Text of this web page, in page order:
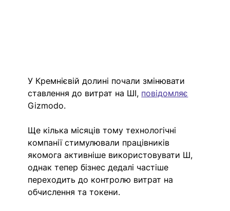
У Кремнієвій долині почали змінювати
ставлення до витрат на ШІ, повідомляє
Gizmodo.
Ще кілька місяців тому технологічні
компанії стимулювали працівників
якомога активніше використовувати Ш,
однак тепер бізнес дедалі частіше
переходить до контролю витрат на
обчислення та токени.